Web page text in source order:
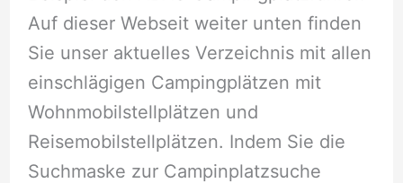
Auf dieser Webseit weiter unten finden
Sie unser aktuelles Verzeichnis mit allen
einschlägigen Campingplätzen mit
Wohnmobilstellplätzen und
Reisemobilstellplätzen. Indem Sie die
Suchmaske zur Campinplatzsuche